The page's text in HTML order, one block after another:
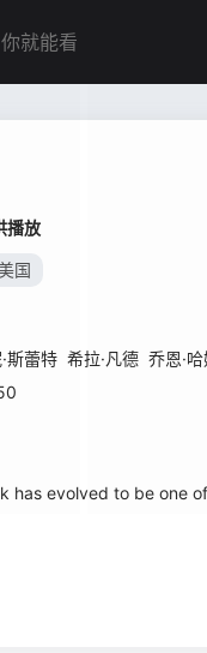
播放
国
斯蕾特 希拉·凡德 乔恩·
evolved to be one of